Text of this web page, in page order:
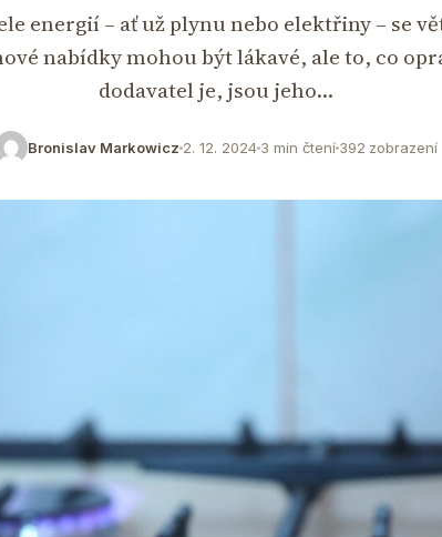
energií – ať už plynu nebo elektřiny – se
nabídky mohou být lákavé, ale to, co
dodavatel je, jsou jeho…
Bronislav Markowicz 2. 12. 2024 3 min čtení 392 zobrazení